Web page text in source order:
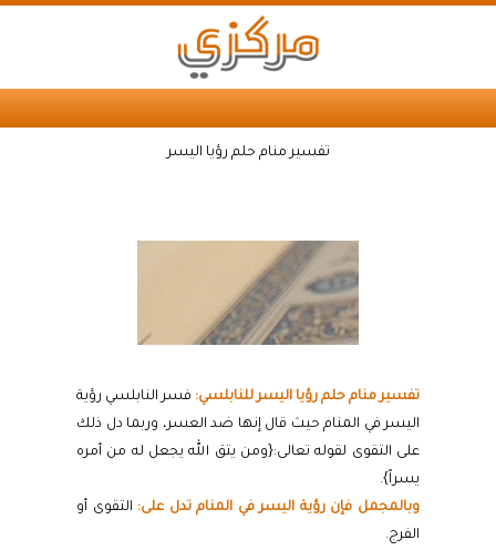
تفسير منام حلم رؤيا اليسر
تفسير منام حلم رؤيا اليسر للنابلسي: فسر النابلسي رؤية
اليسر في المنام حيث قال إنها ضد العسر، وربما دل ذلك
على التقوى لقوله تعالى:{ومن يتق الله يجعل له من أمره
يسراً}.
وبالمجمل فإن رؤية اليسر في المنام تدل على: التقوى أو
الفرج.